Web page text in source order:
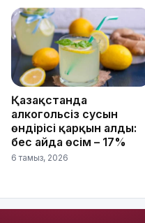
Қазақстанда
алкогольсіз сусын
өндірісі қарқын алды:
бес айда өсім – 17%
6 тамыз, 2026